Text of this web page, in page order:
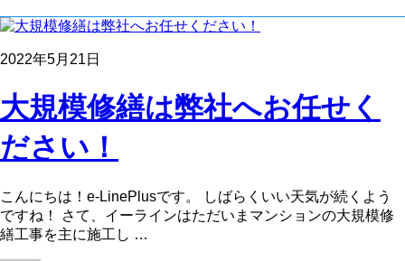
2022年5月21日
大規模修繕は弊社へお任せく
ださい！
こんにちは！e-LinePlusです。 しばらくいい天気が続くよう
ですね！ さて、イーラインはただいまマンションの大規模修
繕工事を主に施工し …